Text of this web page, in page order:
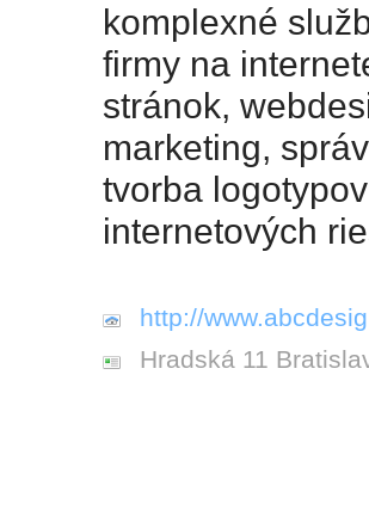
komplexné
firmy na
stránok,
marketing,
tvorba
internetových
http://
Hradská 11